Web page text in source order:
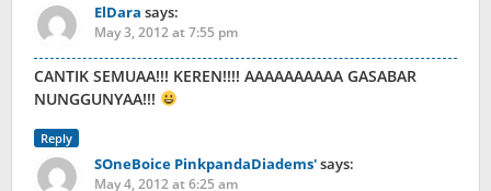
ElDara says:
May 3, 2012 at 7:55 pm
CANTIK SEMUAA!!! KEREN!!!! AAAAAAAAAA GASABAR
NUNGGUNYAA!!!
Reply
SOneBoice PinkpandaDiadems'says:
May 4, 2012 at 6:25 am